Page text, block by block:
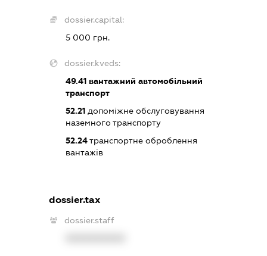
dossier.capital:
5 000 грн.
dossier.kveds:
49.41вантажний автомобільний
транспорт
52.21допоміжне обслуговування
наземного транспорту
52.24транспортне оброблення
вантажів
dossier.tax
dossier.staff